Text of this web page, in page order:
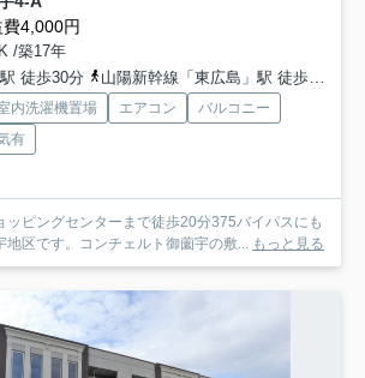
4,000円
/築17年
徒歩30分
山陽新幹線「東広島」駅 徒歩53分
内洗濯機置場 エアコン
バルコニー
有
ッピングセンターまで徒歩20分375バイパスにも
地区です。コンチェルト御薗宇の敷... もっと見る